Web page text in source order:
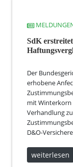
SdK
Der
erhobene
mit Winterkorn
Verhandlung
D&O-
weiterlesen